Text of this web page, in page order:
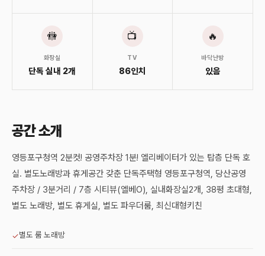
🚻
화장실
단독 실내 2개
📺
TV
86인치
🔥
바닥난방
있음
공간 소개
영등포구청역 2분컷! 공영주차장 1분! 엘리베이터가 있는 탑층 단독 호
실. 별도노래방과 휴게공간 갖춘 단독주택형 영등포구청역, 당산공영
주차장 / 3분거리 / 7층 시티뷰(엘베O), 실내화장실2개, 38평 초대형,
별도 노래방, 별도 휴게실, 별도 파우더룸, 최신대형키친
✓별도 룸 노래방